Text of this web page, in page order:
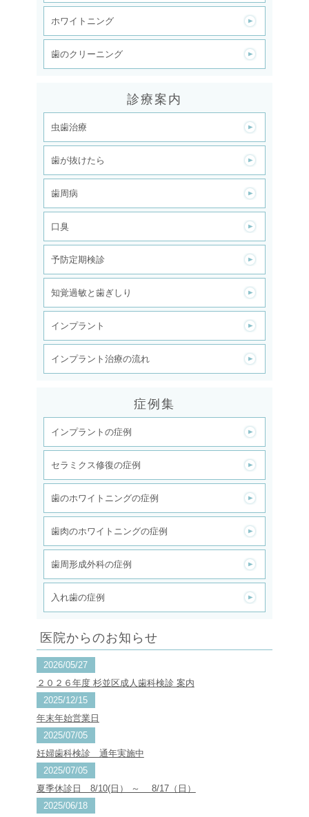
ホワイトニング
歯のクリーニング
診療案内
虫歯治療
歯が抜けたら
歯周病
口臭
予防定期検診
知覚過敏と歯ぎしり
インプラント
インプラント治療の流れ
症例集
インプラントの症例
セラミクス修復の症例
歯のホワイトニングの症例
歯肉のホワイトニングの症例
歯周形成外科の症例
入れ歯の症例
医院からのお知らせ
2026/05/27
２０２６年度 杉並区成人歯科検診 案内
2025/12/15
年末年始営業日
2025/07/05
妊婦歯科検診 通年実施中
2025/07/05
夏季休診日 8/10(日） ～ 8/17（日）
2025/06/18